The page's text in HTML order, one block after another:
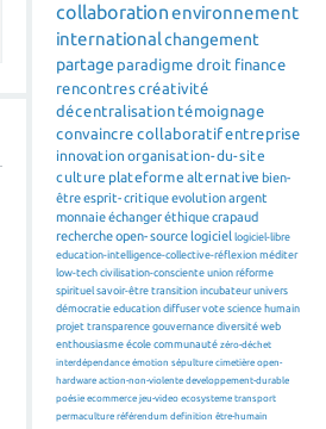
collaborationenvironnement
internationalchangement
partage paradigme droit finance
rencontrescréativité
décentralisation témoignage
convaincre collaboratifentreprise
innovation organisation-du-site
culture plateforme alternative bien-
êtreesprit-critiqueevolutionargent
monnaieéchangeréthiquecrapaud
rechercheopen-source logiciel logiciel-libre
education-intelligence-collective-réflexion méditer
low-tech civilisation-consciente union réforme
spirituel savoir-être transition incubateur univers
démocratie education diffuser vote science humain
projet transparence gouvernance diversité web
enthousiasme école communauté zéro-déchet
interdépendance émotion sépulture cimetière open-
hardware action-non-violente developpement-durable
poésie ecommerce jeu-video ecosysteme transport
permaculture référendum definition être-humain